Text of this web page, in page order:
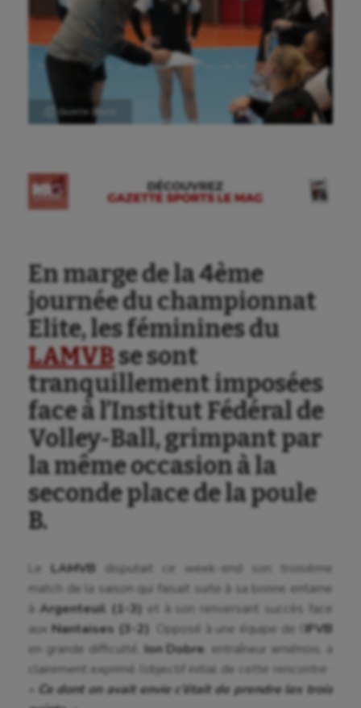
Ⓒ Gazette Sports
En marge de la 4ème
journée du championnat
Elite, les féminines du
LAMVBse sont
tranquillement imposées
face à l’Institut Fédéral de
Volley-Ball, grimpant par
la même occasion à la
seconde place de la poule
B.
Le LAMVB disputait ce week-end son troisième
match de la saison qui faisait suite à sa bonne entame
à Argenteuil (1-3) et à son renversant succès face
aux Nantaises (3-2) . Opposé à une équipe de l’ IFVB
en grande difficulté, Ion Dobre , entraîneur amiénois, a
clairement exprimé l’objectif initial de cette rencontre :
Ce dont on avait envie c’était de prendre les trois